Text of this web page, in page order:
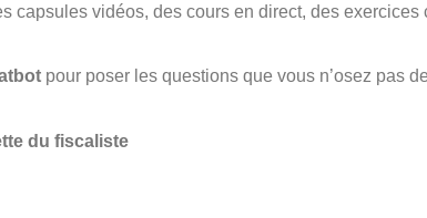
capsules vidéos, des cours en direct, des exercices
pour poser les questions que vous n’osez pas
du fiscaliste